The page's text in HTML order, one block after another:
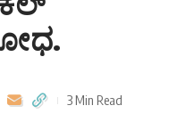
3 Min Read